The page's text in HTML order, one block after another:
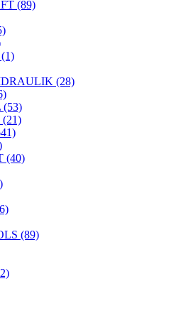
(89)
(1)
(28)
(53)
(21)
(40)
(89)